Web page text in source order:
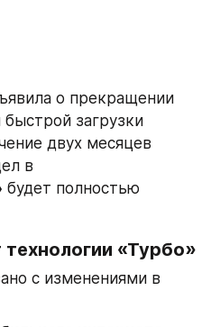
о прекращении
загрузки
двух месяцев
будет полностью
«Турбо»
с изменениями в